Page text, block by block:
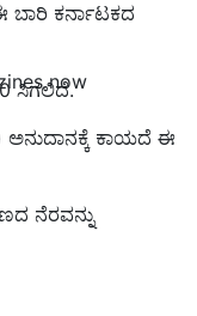
now
ಬಾರಿ ಕರ್ನಾಟಕದ
ಸಿಗಲಿದೆ.
ಅನುದಾನಕ್ಕೆ ಕಾಯದೆ ಈ
ನೆರವನ್ನು